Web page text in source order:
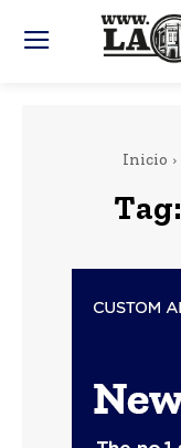
Inicio
Tag: